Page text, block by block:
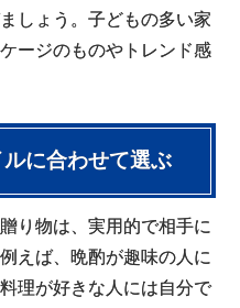
しょう。子どもの多い家
ージのものやトレンド感
に合わせて選ぶ
り物は、実用的で相手に
えば、晩酌が趣味の人に
理が好きな人には自分で